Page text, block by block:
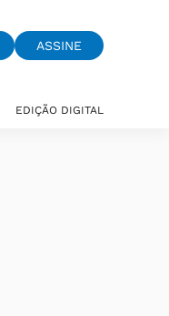
ASSINE
EDIÇÃO DIGITAL